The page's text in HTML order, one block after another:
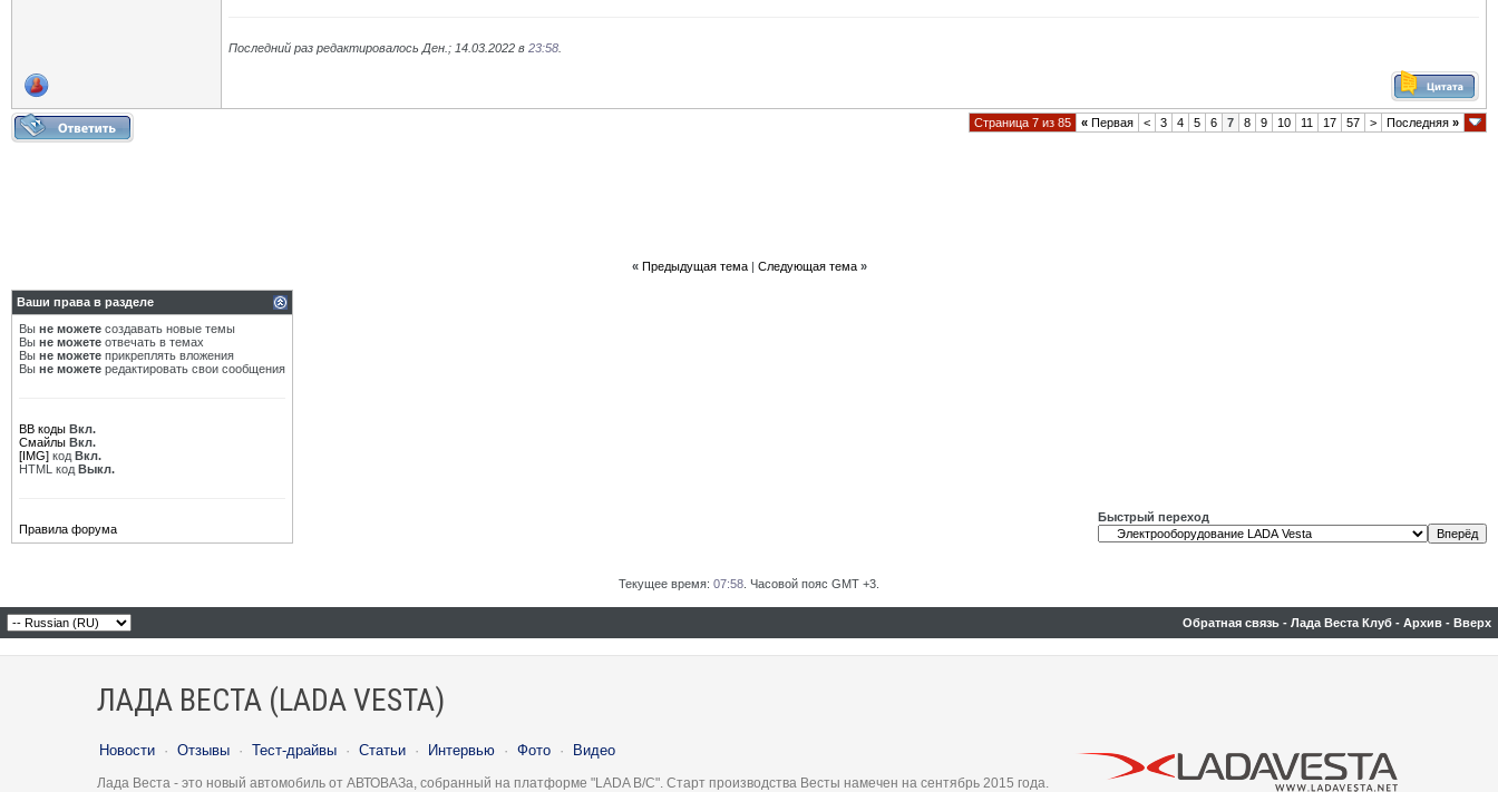
Последний раз редактировалось Ден.; 14.03.2022 в 23:58
Страница 7 из 85 « Первая < 3 4 5 6 7 8 9 10 11 17 57 > Последняя »
« Предыдущая тема| Следующая тема »
Ваши права в разделе
Вы не можете создавать новые темы
Вы не можете отвечать в темах
Вы не можете прикреплять вложения
Вы не можете редактировать свои сообщения
BB коды Вкл.
Смайлы Вкл.
[IMG] код Вкл.
HTML код Выкл.
Правила форума
Быстрый переход
Текущее время: 07:58 . Часовой пояс GMT +3.
Обратная связь - Лада Веста Клуб - Архив - Вверх
ЛАДА ВЕСТА (LADA VESTA)
Новости · Отзывы · Тест-драйвы · Статьи · Интервью · Фото · Видео
Лада Веста - это новый автомобиль от АВТОВАЗа, собранный на платформе "LADA B/C". Старт производства Весты намечен на сентябрь 2015 года.